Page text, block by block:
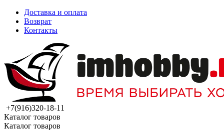
Доставка и оплата
Возврат
Контакты
+7(916)320-18-11
Каталог товаров
Каталог товаров